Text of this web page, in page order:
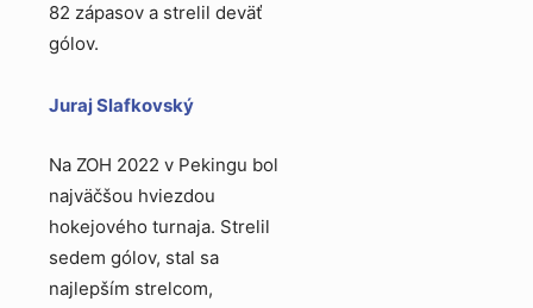
82 zápasov a strelil deväť
gólov.
Juraj Slafkovský
Na ZOH 2022 v Pekingu bol
najväčšou hviezdou
hokejového turnaja. Strelil
sedem gólov, stal sa
najlepším strelcom,